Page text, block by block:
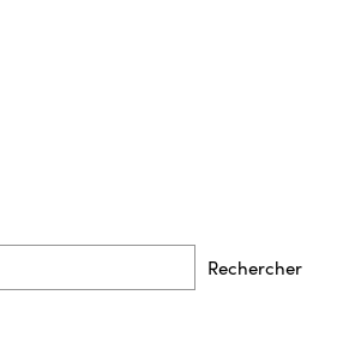
Rechercher